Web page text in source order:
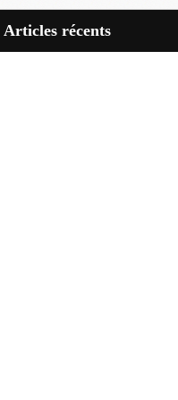
articles récents